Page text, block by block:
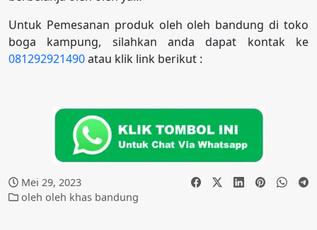
Untuk Pemesanan produk oleh oleh bandung di toko
boga kampung, silahkan anda dapat kontak ke
081292921490atau klik link berikut :
Mei 29, 2023
oleh oleh khas bandung